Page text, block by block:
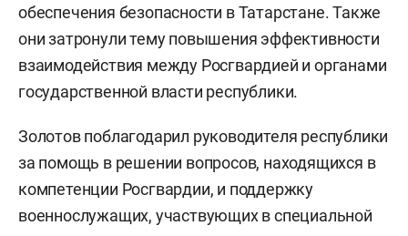
обеспечения безопасности в Татарстане. Также
они затронули тему повышения эффективности
взаимодействия между Росгвардией и органами
государственной власти республики.
Золотов поблагодарил руководителя республики
за помощь в решении вопросов, находящихся в
компетенции Росгвардии, и поддержку
военнослужащих, участвующих в специальной